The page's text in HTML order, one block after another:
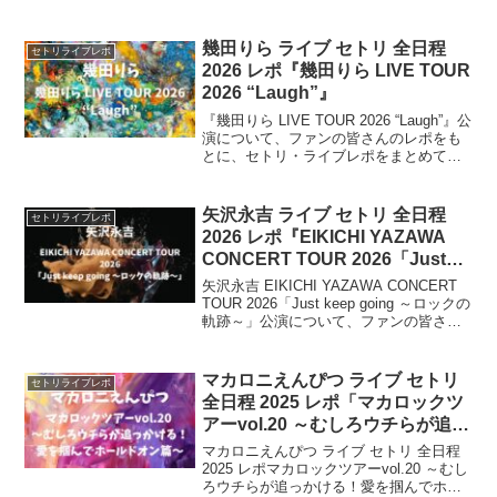
ープにとって...
セトリライブレポ
幾田りら ライブ セトリ 全日程
2026 レポ『幾田りら LIVE TOUR
2026 “Laugh”』
『幾田りら LIVE TOUR 2026 “Laugh”』公
演について、ファンの皆さんのレポをも
とに、セトリ・ライブレポをまとめてい
の海外単独公演となる 韓国・ソウル公演
も含む全5公演の注目ツアーです。
セトリライブレポ
矢沢永吉 ライブ セトリ 全日程
2026 レポ『EIKICHI YAZAWA
CONCERT TOUR 2026「Just
keep going ～ロックの軌跡
～」』
矢沢永吉 EIKICHI YAZAWA CONCERT
TOUR 2026「Just keep going ～ロックの
軌跡～」公演について、ファンの皆さん
て、神戸公演を皮切りに大阪・日本武道
館までの公演となります。
セトリライブレポ
マカロニえんぴつ ライブ セトリ
全日程 2025 レポ「マカロックツ
アーvol.20 ～むしろウチらが追っ
かける！愛を掴んでホールドオン
篇～」
マカロニえんぴつ ライブ セトリ 全日程
2025 レポマカロックツアーvol.20 ～むし
ろウチらが追っかける！愛を掴んでホー